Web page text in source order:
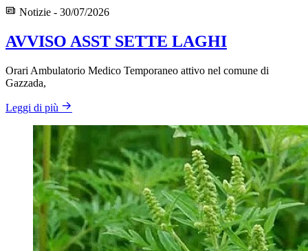
Notizie - 30/07/2026
AVVISO ASST SETTE LAGHI
Orari Ambulatorio Medico Temporaneo attivo nel comune di
Gazzada,
Leggi di più